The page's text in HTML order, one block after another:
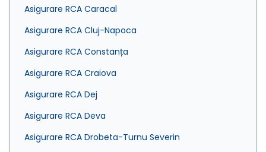
Asigurare RCA Caracal
Asigurare RCA Cluj-Napoca
Asigurare RCA Constanța
Asigurare RCA Craiova
Asigurare RCA Dej
Asigurare RCA Deva
Asigurare RCA Drobeta-Turnu Severin